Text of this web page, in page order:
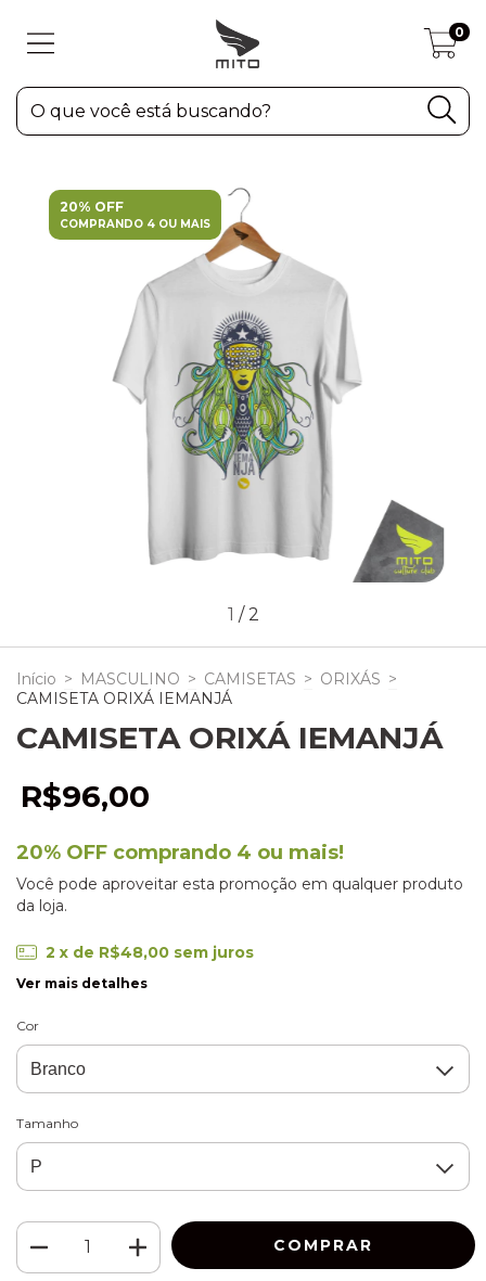
0
20% OFF
COMPRANDO 4 OU MAIS
1 / 2
Início > MASCULINO > CAMISETAS > ORIXÁS >
CAMISETA ORIXÁ IEMANJÁ
CAMISETA ORIXÁ IEMANJÁ
R$96,00
20% OFF comprando 4 ou mais!
Você pode aproveitar esta promoção em qualquer produto
da loja.
2 x de R$48,00 sem juros
Ver mais detalhes
Cor
Tamanho